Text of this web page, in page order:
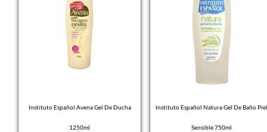
Instituto Español Avena Gel De Ducha
1250ml
Instituto Español Natura Gel De Baño Piel
Sensible 750ml